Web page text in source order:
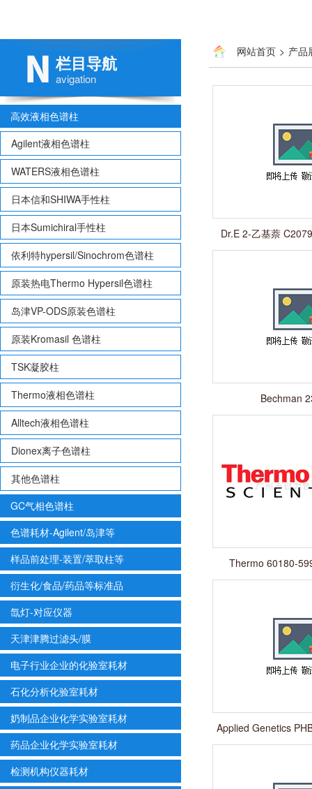
栏目导航
avigation
高效液相色谱柱
Agilent液相色谱柱
WATERS液相色谱柱
日本信和SHIWA手性柱
日本Sumichiral手性柱
依利特hypersil/Sinochrom色谱柱
原装热电Thermo Hypersil色谱柱
岛津VP-ODS原装色谱柱
原装Kromasil 色谱柱
TSK凝胶柱
Thermo液相色谱柱
Alltech液相色谱柱
Dionex离子色谱柱
其他色谱柱
GC气相色谱柱
色谱耗材-Agilent/岛津等
样品前处理-装置/萃取柱等
衍生化/食品/药品等标准品
氙灯-对应仪器
天津津腾过滤头/膜
电子行业企业的化验室耗材
石化分析化验室耗材
奶制品企业化学实验室耗材
药品企业化学实验室耗材
检测机构仪器耗材
网站首页 > 产品
Dr.E 2-乙基萘
10mg
Bechman
Thermo 60180-
Applied Genetics
DNA